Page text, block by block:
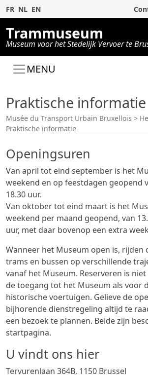
FR NL EN
Trammuseum
Museum voor het Stedelijk Vervoer te
MENU
Praktische informatie
Musée du Transport Urbain Bruxellois >
Praktische informatie
Openingsuren
Van april tot eind september is het
weekend en op feestdagen geopend
18.30 uur.
Van oktober tot eind maart is het
weekend per maand geopend, van
uur, met daar bovenop een extra
Wanneer het Museum open is, rijden
trams en bussen op verschillende
vanaf het Museum. Reserveren is
de toegang tot het Museum als voor
historische voertuigen. Gelieve de
bijhorende dienstregeling altijd te
een bezoek te plannen. Beide zijn
startpagina.
U vindt ons hier
Tervurenlaan 364B, 1150 Brussel